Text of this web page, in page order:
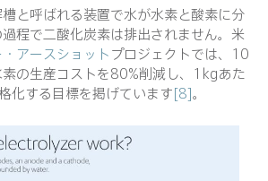
と呼ばれる装置で水が水素と酸素に分
程で二酸化炭素は排出されません。米
アースショットプロジェクトでは、10
の生産コストを80%削減し、1kgあた
化する目標を掲げています[8]。